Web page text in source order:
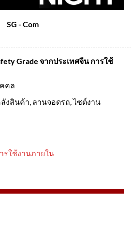
SG - Com
Grade จากประเทศจีนการใช้
คล
งสินค้า, ลานจอดรถ, ไซต์งาน
รใช้งานภายใน